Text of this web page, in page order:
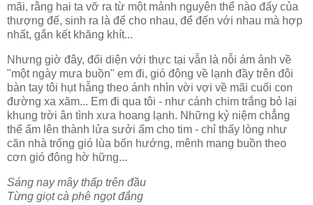
mãi, rằng hai ta vỡ ra từ một mảnh nguyên thể nào đấy của
thượng đế, sinh ra là để cho nhau, để đến với nhau mà hợp
nhất, gắn kết khăng khít...
Nhưng giờ đây, đối diện với thực tại vẫn là nỗi ám ảnh về
"một ngày mưa buồn" em đi, gió đông về lạnh đầy trên đôi
bàn tay tôi hụt hẫng theo ánh nhìn vời vợi về mãi cuối con
đường xa xăm... Em đi qua tôi - như cánh chim trắng bỏ lại
khung trời ân tình xưa hoang lạnh. Những kỷ niệm chẳng
thể ấm lên thành lửa sưởi ấm cho tim - chỉ thấy lòng như
căn nhà trống gió lùa bốn hướng, mênh mang buồn theo
cơn gió đông hờ hững...
Sáng nay mây thấp trên đầu
Từng giọt cà phê ngọt đắng